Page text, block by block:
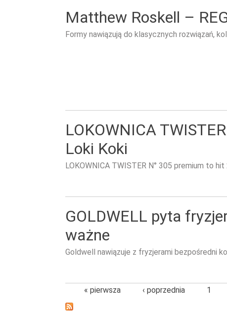
Matthew Roskell –
Formy nawiązują do klasycznych rozwiązań,
LOKOWNICA
Loki Koki
LOKOWNICA TWISTER N° 305 premium to hit
GOLDWELL pyta
ważne
Goldwell nawiązuje z fryzjerami bezpośredni
« pierwsza ‹ poprzednia 1